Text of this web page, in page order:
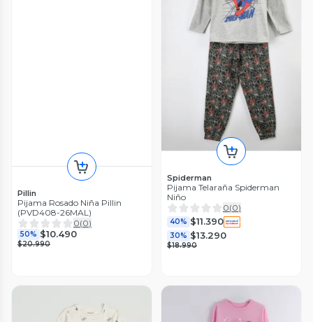
Pillin
Pijama Rosado Niña Pillin
(PVD408-26MAL)
0(0)
50% $10.490
$20.990
Spiderman
Pijama Telaraña Spiderman
Niño
0(0)
40% $11.390
30% $13.290
$18.990